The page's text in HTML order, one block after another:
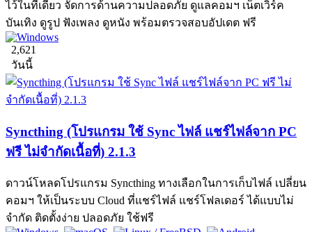
ไว้ในที่เดียว จัดการด้านความปลอดภัย ดูแลคอมฯ เน็ตเวิร์ค
บันเทิง ดูรูป ฟังเพลง ดูหนัง พร้อมตรวจสอบอัปเดต ฟรี
2,621
วันนี้
Syncthing (โปรแกรม ใช้ Sync ไฟล์ แชร์ไฟล์จาก PC
ฟรี ไม่จำกัดเนื้อที่) 2.1.3
ดาวน์โหลดโปรแกรม Syncthing ทางเลือกในการเก็บไฟล์ เปลี่ยน
คอมฯ ให้เป็นระบบ Cloud ที่แชร์ไฟล์ แชร์โฟลเดอร์ ได้แบบไม่
จำกัด ติดตั้งง่าย ปลอดภัย ใช้ฟรี